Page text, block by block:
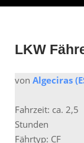
LKW
von Algeciras
Fahrzeit: ca. 2,5
Stunden
Fährtyp: CF